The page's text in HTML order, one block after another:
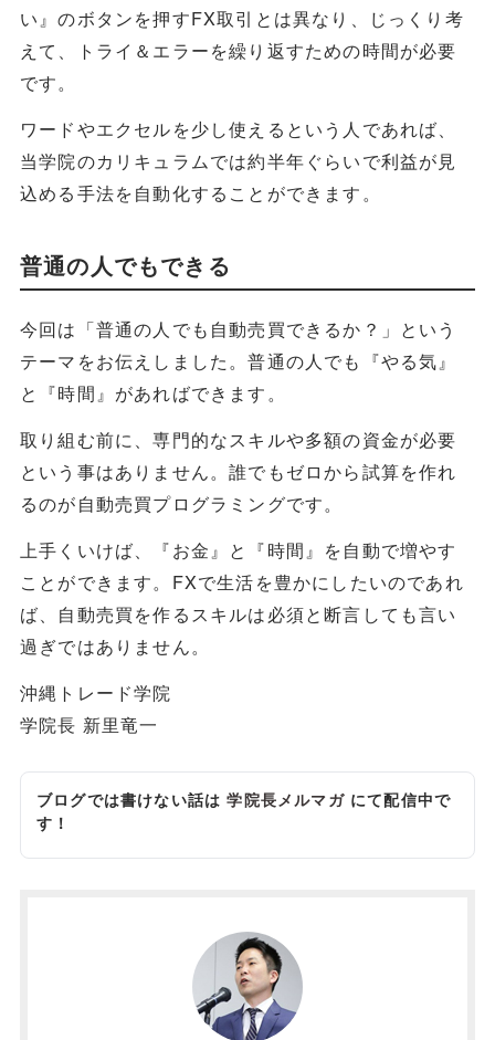
い』のボタンを押すFX取引とは異なり、じっくり考
えて、トライ＆エラーを繰り返すための時間が必要
です。
ワードやエクセルを少し使えるという人であれば、
当学院のカリキュラムでは約半年ぐらいで利益が見
込める手法を自動化することができます。
普通の人でもできる
今回は「普通の人でも自動売買できるか？」という
テーマをお伝えしました。普通の人でも『やる気』
と『時間』があればできます。
取り組む前に、専門的なスキルや多額の資金が必要
という事はありません。誰でもゼロから試算を作れ
るのが自動売買プログラミングです。
上手くいけば、『お金』と『時間』を自動で増やす
ことができます。FXで生活を豊かにしたいのであれ
ば、自動売買を作るスキルは必須と断言しても言い
過ぎではありません。
沖縄トレード学院
学院長 新里竜一
ブログでは書けない話は学院長メルマガにて配信中で
す！